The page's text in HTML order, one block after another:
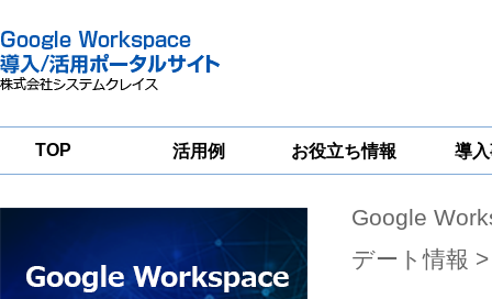
TOP 活用例 お役立ち情報
一
導
グループウェア
移行支援
Google
Workspace
セキュリティ
対策サービス
Google
デート情報